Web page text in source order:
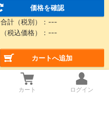
価格を確認
合計（税別）： ---
（税込価格）： ---
カートへ追加
カート ログイン